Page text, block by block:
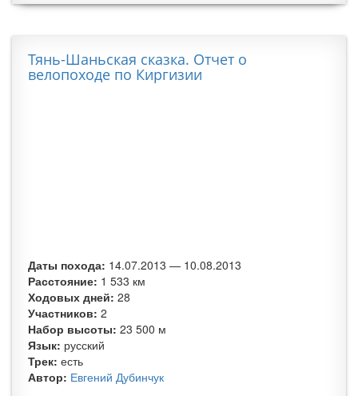
Тянь-Шаньская сказка. Отчет о
велопоходе по Киргизии
Даты похода: 14.07.2013 — 10.08.2013
Расстояние: 1 533 км
Ходовых дней: 28
Участников: 2
Набор высоты: 23 500 м
Язык: русский
Трек: есть
Автор: Евгений Дубинчук